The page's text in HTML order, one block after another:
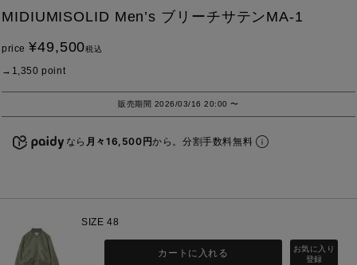
MIDIUMISOLID Men’s ブリーチサテンMA-1
price ¥49,500税込
1,350 point
販売期間 2026/03/16 20:00〜
なら 月々16,500円から。分割手数料無料
SIZE 48
カートに入れる